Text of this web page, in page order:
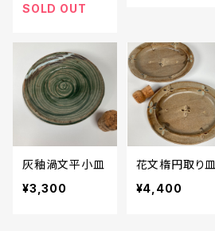
SOLD OUT
灰釉渦文平小皿
¥3,300
花文楕円取り皿
¥4,400